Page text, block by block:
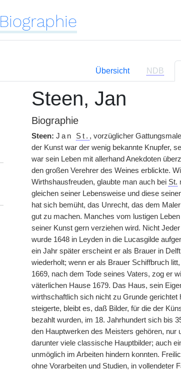
Biographie
Übersicht NDB
Steen, Jan
Biographie
Steen: Jan St. , vorzüglicher
der Kunst war der wenig bekannte Knupfer,
war sein Leben mit allerhand Anekdoten
den großen Verehrer des Weines erblickte.
Wirthshausfreuden, glaubte man auch bei St.
gleichen seiner Lebensweise und diese
hat sich bemüht, das Unrecht, das dem
gut zu machen. Manches vom lustigen
seiner Kunst gern verziehen wird. Nicht
wurde 1648 in Leyden in die Lucasgilde
ein Jahr später erscheint er als Brauer in
wiederholt; wenn er als Brauer Schiffbruch
1669, nach dem Tode seines Vaters, zog er
väterlichen Hause 1679. Das Haus, sein
wirthschaftlich sich nicht zu Grunde
steigerte, bleibt es, daß Bilder, für die der
bezahlt wurden, im 18. Jahrhundert sich bis
den Hauptwerken des Meisters gehören, nur
darunter viele classische Hauptbilder; auch
unmöglich im Arbeiten hindern konnten.
ohne Vorarbeiten und Studien, in vollendeter